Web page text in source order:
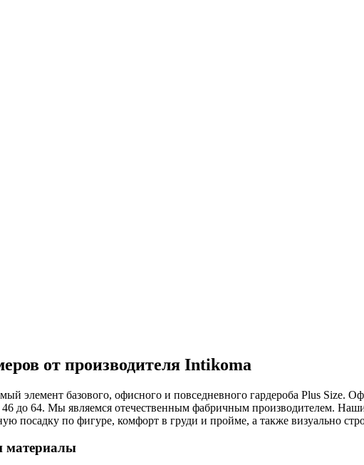
от производителя Intikoma
элемент базового, офисного и повседневного гардероба Plus Size.
до 64. Мы являемся отечественным фабричным производителем.
посадку по фигуре, комфорт в груди и пройме, а также визуально
материалы